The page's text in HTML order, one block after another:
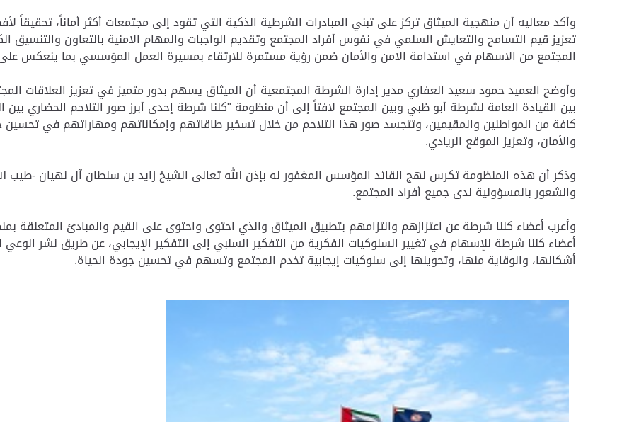
وأكد معاليه أن منهجية الميثاق تركز على تبني المبادرات الشرطية الذكية التي تقود إلى مجتمعات أكثر أماناً، تحقيقاً
تعزيز قيم التسامح والتعايش السلمي في نفوس أفراد المجتمع وتقديم الواجبات والمهام الامنية بالتعاون والتنسيق
المجتمع من الاسهام في استدامة الامن والأمان ضمن رؤية مستمرة للارتقاء بمسيرة العمل المؤسسي بما ينعكس
وأوضح العميد حمود سعيد العفاري مدير إدارة الشرطة المجتمعية أن الميثاق يسهم بدور متميز في تعزيز العلاقات
بين القيادة العامة لشرطة أبو ظبي وبين المجتمع لافتاً إلى أن منظومة "كلنا شرطة إحدى أبرز صور التلاحم الحضاري
كافة من المواطنين والمقيمين، وتتجسد صور هذا التلاحم من خلال تسخير طاقاتهم وإمكاناتهم ومهاراتهم في
والأمان، وتعزيز الموقع الريادي.
وذكر أن هذه المنظومة تكرس نهج القائد المؤسس المغفور له بإذن الله تعالى الشيخ زايد بن سلطان آل نهيان -
والشعور بالمسؤولية لدى جميع أفراد المجتمع.
وأعرب أعضاء كلنا شرطة عن اعتزازهم والتزامهم بتطبيق الميثاق والذي احتوى واحتوى على القيم والمبادئ
أعضاء كلنا شرطة للإسهام في تغيير السلوكيات الفكرية من التفكير السلبي إلى التفكير الإيجابي، عن طريق نشر
أشكالها، والوقاية منها، وتحويلها إلى سلوكيات إيجابية تخدم المجتمع وتسهم في تحسين جودة الحياة.